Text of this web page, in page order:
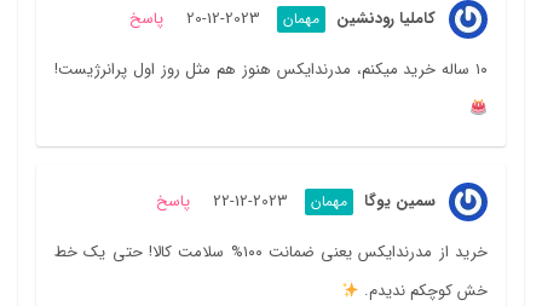
کاملیا رودنشین مهمان 2023-12-20 پاسخ
۱۰ ساله خرید میکنم، مدرندایکس هنوز هم مثل روز اول پرانرژیست!
سمین یوگا مهمان 2023-12-22 پاسخ
خرید از مدرندایکس یعنی ضمانت ۱۰۰% سلامت کالا! حتی یک خط
خش کوچکم ندیدم.